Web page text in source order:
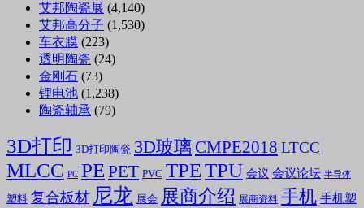
艾邦陶瓷展 (4,140)
艾邦高分子 (1,530)
车衣膜 (223)
透明陶瓷 (24)
金刚石 (73)
锂电池 (1,238)
陶瓷轴承 (79)
3D打印 3D打印陶瓷 3D玻璃 CMPE2018 LTCC
MLCC PC PE PET PVC TPETPU 会议 会议论坛 半导体
塑料 复合板材 尼龙 展会 展商介绍 展商资料 手机 手机塑